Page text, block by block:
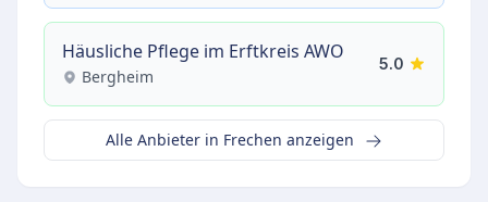
Häusliche Pflege im Erftkreis AWO
Bergheim
5.0
Alle Anbieter in Frechen anzeigen